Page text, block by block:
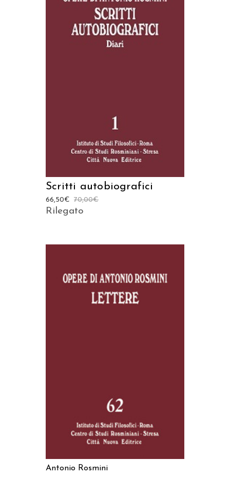
Scritti autobiografici
70,00€
66,50€
Rilegato
Antonio Rosmini